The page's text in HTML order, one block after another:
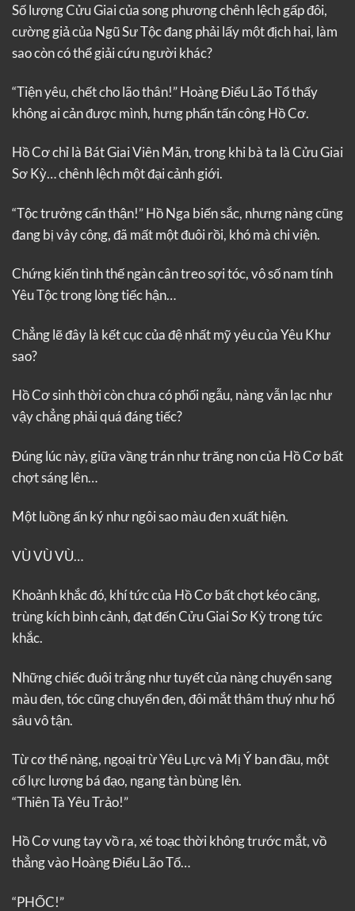
Số lượng Cửu Giai của song phương chênh lệch gấp đôi,
cường giả của Ngũ Sư Tộc đang phải lấy một địch hai, làm
sao còn có thể giải cứu người khác?
“Tiện yêu, chết cho lão thân!” Hoàng Điểu Lão Tổ thấy
không ai cản được mình, hưng phấn tấn công Hồ Cơ.
Hồ Cơ chỉ là Bát Giai Viên Mãn, trong khi bà ta là Cửu Giai
Sơ Kỳ… chênh lệch một đại cảnh giới.
“Tộc trưởng cẩn thận!” Hồ Nga biến sắc, nhưng nàng cũng
đang bị vây công, đã mất một đuôi rồi, khó mà chi viện.
Chứng kiến tình thế ngàn cân treo sợi tóc, vô số nam tính
Yêu Tộc trong lòng tiếc hận…
Chẳng lẽ đây là kết cục của đệ nhất mỹ yêu của Yêu Khư
sao?
Hồ Cơ sinh thời còn chưa có phối ngẫu, nàng vẫn lạc như
vậy chẳng phải quá đáng tiếc?
Đúng lúc này, giữa vầng trán như trăng non của Hồ Cơ bất
chợt sáng lên…
Một luồng ấn ký như ngôi sao màu đen xuất hiện.
VÙ VÙ VÙ…
Khoảnh khắc đó, khí tức của Hồ Cơ bất chợt kéo căng,
trùng kích bình cảnh, đạt đến Cửu Giai Sơ Kỳ trong tức
khắc.
Những chiếc đuôi trắng như tuyết của nàng chuyển sang
màu đen, tóc cũng chuyển đen, đôi mắt thâm thuý như hố
sâu vô tận.
Từ cơ thể nàng, ngoại trừ Yêu Lực và Mị Ý ban đầu, một
cổ lực lượng bá đạo, ngang tàn bùng lên.
“Thiên Tà Yêu Trảo!”
Hồ Cơ vung tay vồ ra, xé toạc thời không trước mắt, vồ
thẳng vào Hoàng Điểu Lão Tổ…
“PHỐC!”